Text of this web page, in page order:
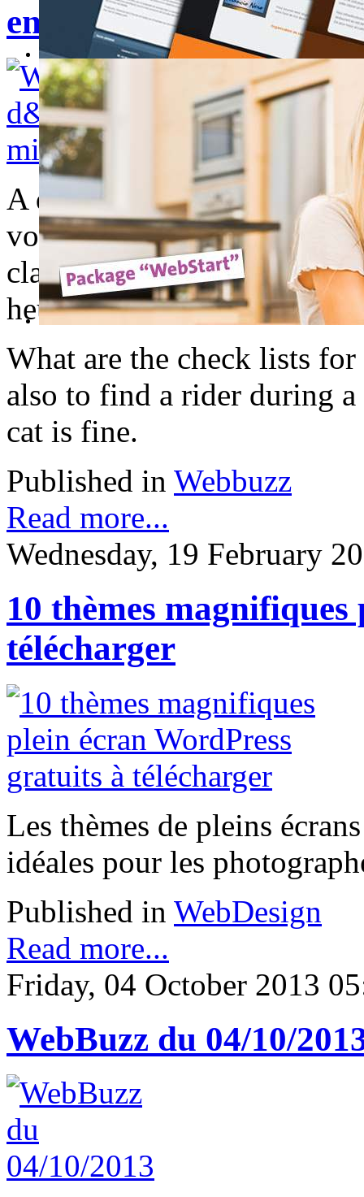
en plein vol-A
A quoi servent les
volants ? A éviter les
clandestin au cours d'un
heureusement, le chat va
What are the check lists
also to find a rider during
cat is fine.
Published in Webbuzz
Read more...
Wednesday, 19 February
10 thèmes
télécharger
Les thèmes de pleins
idéales pour les
Published in WebDesign
Read more...
Friday, 04 October 2013
WebBuzz du 04/10/